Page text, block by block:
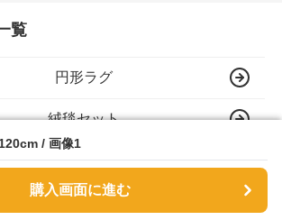
/ 画像1
購入画面に進む
/ 画像1
購入画面に進む
覧
円形ラグ
絨毯セット
シャギーラグ
マット